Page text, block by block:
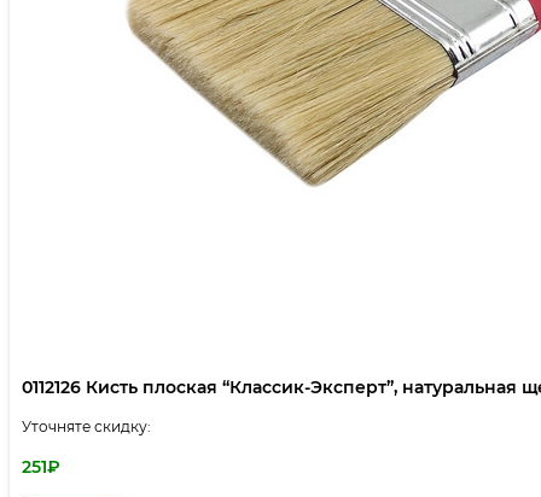
0112126 Кисть плоская “Классик-Эксперт”, натуральная
Уточняте скидку:
251₽